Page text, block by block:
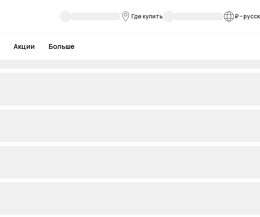
Где купить ₽-
Акции Больше